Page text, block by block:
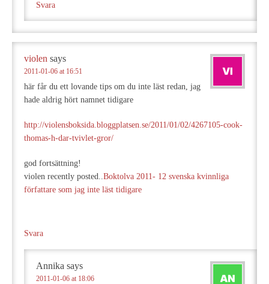
Svara
violen says
2011-01-06 at 16:51
här får du ett lovande tips om du inte läst redan, jag
hade aldrig hört namnet tidigare
http://violensboksida.bloggplatsen.se/2011/01/02/4267105-cook-
thomas-h-dar-tvivlet-gror/
god fortsättning!
violen recently posted..Boktolva 2011- 12 svenska kvinnliga
författare som jag inte läst tidigare
Svara
Annika says
2011-01-06 at 18:06